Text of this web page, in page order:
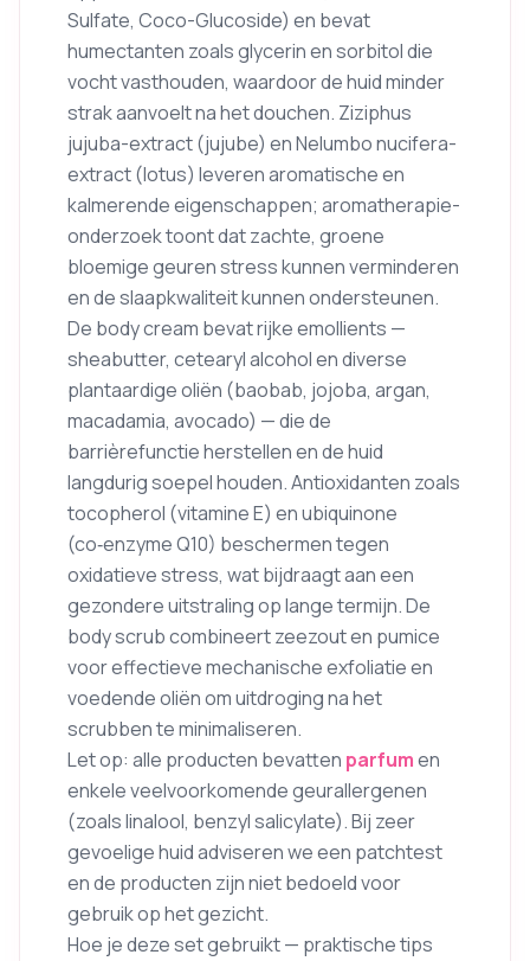
Sulfate, Coco-Glucoside) en bevat
humectanten zoals glycerin en sorbitol die
vocht vasthouden, waardoor de huid minder
strak aanvoelt na het douchen. Ziziphus
jujuba-extract (jujube) en Nelumbo nucifera-
extract (lotus) leveren aromatische en
kalmerende eigenschappen; aromatherapie-
onderzoek toont dat zachte, groene
bloemige geuren stress kunnen verminderen
en de slaapkwaliteit kunnen ondersteunen.
De body cream bevat rijke emollients —
sheabutter, cetearyl alcohol en diverse
plantaardige oliën (baobab, jojoba, argan,
macadamia, avocado) — die de
barrièrefunctie herstellen en de huid
langdurig soepel houden. Antioxidanten zoals
tocopherol (vitamine E) en ubiquinone
(co‑enzyme Q10) beschermen tegen
oxidatieve stress, wat bijdraagt aan een
gezondere uitstraling op lange termijn. De
body scrub combineert zeezout en pumice
voor effectieve mechanische exfoliatie en
voedende oliën om uitdroging na het
scrubben te minimaliseren.
Let op: alle producten bevatten parfumen
enkele veelvoorkomende geurallergenen
(zoals linalool, benzyl salicylate). Bij zeer
gevoelige huid adviseren we een patchtest
en de producten zijn niet bedoeld voor
gebruik op het gezicht.
Hoe je deze set gebruikt — praktische tips